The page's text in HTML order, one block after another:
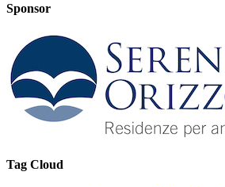
Sponsor
Tag Cloud